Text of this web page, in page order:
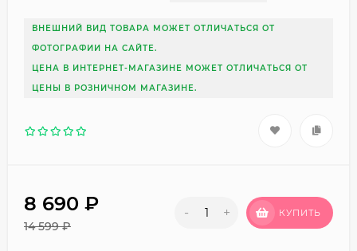
ВНЕШНИЙ ВИД ТОВАРА МОЖЕТ ОТЛИЧАТЬСЯ ОТ
ФОТОГРАФИИ НА САЙТЕ.
ЦЕНА В ИНТЕРНЕТ-МАГАЗИНЕ МОЖЕТ ОТЛИЧАТЬСЯ ОТ
ЦЕНЫ В РОЗНИЧНОМ МАГАЗИНЕ.
8 690 ₽
14 599₽
- + КУПИТЬ